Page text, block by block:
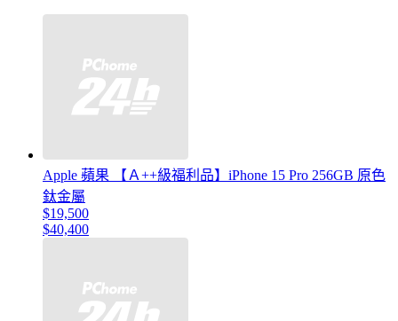
Apple 蘋果 【Ａ++級福利品】iPhone 15 Pro 256GB 原色
鈦金屬
$19,500
$40,400